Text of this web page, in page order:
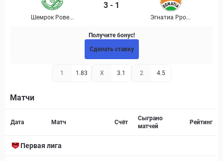
Шемрок Рове...
3 - 1
Эгнатиа Рро...
Получите бонус!
Сделать ставку
1 1.83 X 3.1 2 4.5
Матчи
Страница матча
Дата Матч Счёт
Сыграно
матчей
Рейтинг
Первая лига